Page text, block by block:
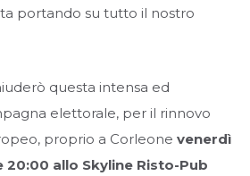
portando su tutto il nostro
questa intensa ed
elettorale, per il rinnovo
proprio a Corleone venerdì
allo Skyline Risto-Pub